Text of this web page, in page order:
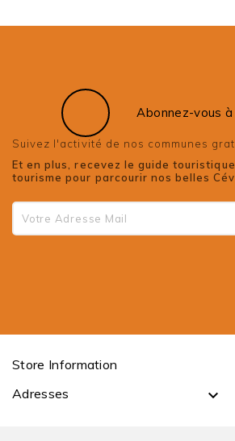
Abonnez-vous
Suivez l'activité de nos communes
Et en plus, recevez le guide
tourisme pour parcourir nos belles
Store Information
Adresses 